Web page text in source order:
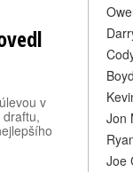
v
Jon
Joe